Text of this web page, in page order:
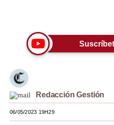
Pregunta de hoy
Tendencias
Lujo
Viajes
Redacción Gestión
06/05/2023 19H29